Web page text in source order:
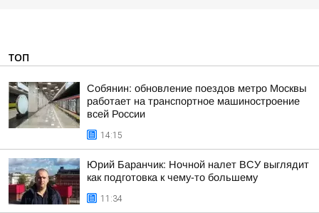
ТОП
Собянин: обновление поездов метро Москвы
работает на транспортное машиностроение
всей России
14:15
Юрий Баранчик: Ночной налет ВСУ выглядит
как подготовка к чему-то большему
11:34